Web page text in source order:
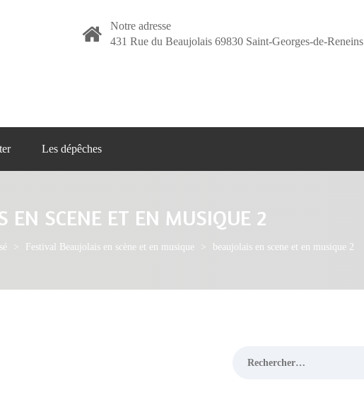
Notre adresse
431 Rue du Beaujolais 69830 Saint-Georges-de-Reneins
Les dépêches
EN SCENE ET EN MUSIQUE 2
> Festival Beaujolais en scène et en musique > beaujolais en scene et en musique 2